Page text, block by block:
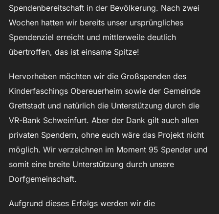
Spendenbereitschaft in der Bevölkerung. Nach zwei
Wochen hatten wir bereits unser ursprüngliches
Spendenziel erreicht und mittlerweile deutlich
übertroffen, das ist einsame Spitze!
Hervorheben möchten wir die Großspenden des
Kinderfaschings Obereuerheim sowie der Gemeinde
Grettstadt und natürlich die Unterstützung durch die
VR-Bank Schweinfurt. Aber der Dank gilt auch allen
privaten Spendern, ohne euch wäre das Projekt nicht
möglich. Wir verzeichnen im Moment 95 Spender und
somit eine breite Unterstützung durch unsere
Dorfgemeinschaft.
Aufgrund dieses Erfolgs werden wir die